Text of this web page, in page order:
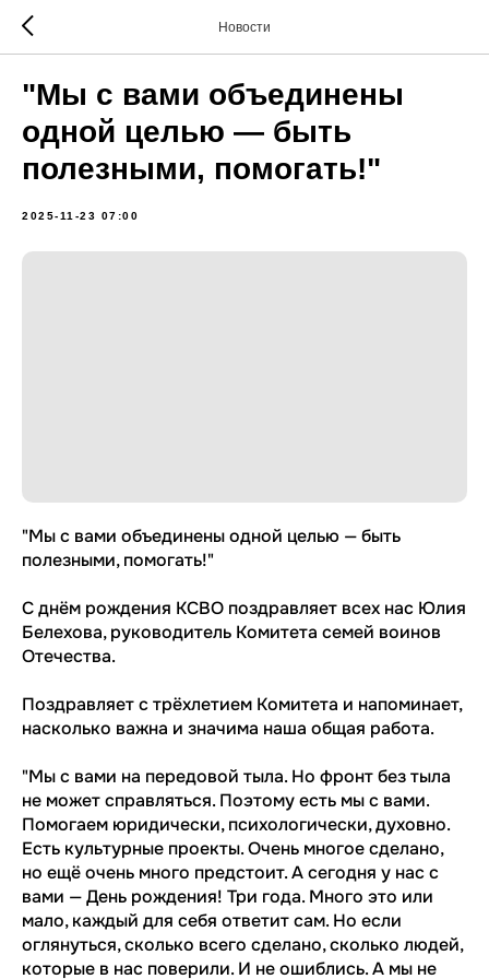
Новости
"Мы с вами объединены
одной целью — быть
полезными, помогать!"
2025-11-23 07:00
"Мы с вами объединены одной целью — быть
полезными, помогать!"
С днём рождения КСВО поздравляет всех нас Юлия
Белехова, руководитель Комитета семей воинов
Отечества.
Поздравляет с трёхлетием Комитета и напоминает,
насколько важна и значима наша общая работа.
"Мы с вами на передовой тыла. Но фронт без тыла
не может справляться. Поэтому есть мы с вами.
Помогаем юридически, психологически, духовно.
Есть культурные проекты. Очень многое сделано,
но ещё очень много предстоит. А сегодня у нас с
вами — День рождения! Три года. Много это или
мало, каждый для себя ответит сам. Но если
оглянуться, сколько всего сделано, сколько людей,
которые в нас поверили. И не ошиблись. А мы не